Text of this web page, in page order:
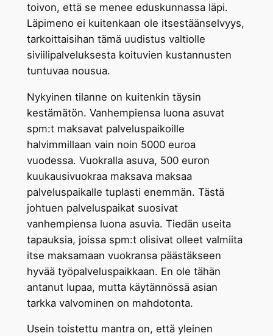
toivon, että se menee eduskunnassa läpi.
Läpimeno ei kuitenkaan ole itsestäänselvyys,
tarkoittaisihan tämä uudistus valtiolle
siviilipalveluksesta koituvien kustannusten
tuntuvaa nousua.
Nykyinen tilanne on kuitenkin täysin
kestämätön. Vanhempiensa luona asuvat
spm:t maksavat palveluspaikoille
halvimmillaan vain noin 5000 euroa
vuodessa. Vuokralla asuva, 500 euron
kuukausivuokraa maksava maksaa
palveluspaikalle tuplasti enemmän. Tästä
johtuen palveluspaikat suosivat
vanhempiensa luona asuvia. Tiedän useita
tapauksia, joissa spm:t olisivat olleet valmiita
itse maksamaan vuokransa päästäkseen
hyvää työpalveluspaikkaan. En ole tähän
antanut lupaa, mutta käytännössä asian
tarkka valvominen on mahdotonta.
Usein toistettu mantra on, että yleinen